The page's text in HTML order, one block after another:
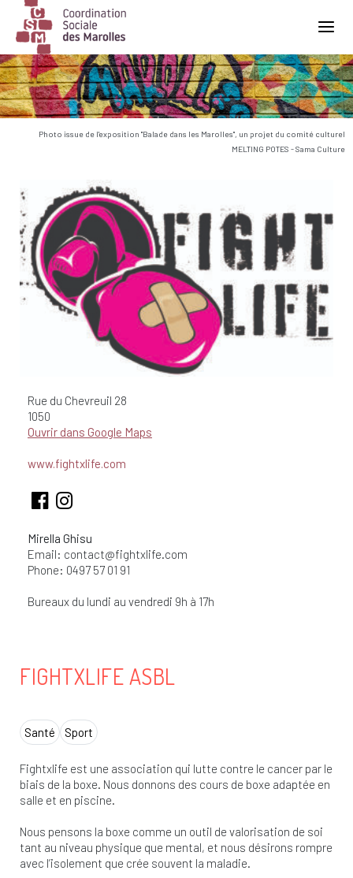
Main Navigation
Photo issue de l'exposition "Balade dans les Marolles", un projet du comité culturel
MELTING POTES - Sama Culture
Rue du Chevreuil 28
1050
Ouvrir dans Google Maps
www.fightxlife.com
Mirella Ghisu
Email: contact@fightxlife.com
Phone: 0497 57 01 91
Bureaux du lundi au vendredi 9h à 17h
FIGHTXLIFE ASBL
Santé Sport
Fightxlife est une association qui lutte contre le cancer par le
biais de la boxe. Nous donnons des cours de boxe adaptée en
salle et en piscine.
Nous pensons la boxe comme un outil de valorisation de soi
tant au niveau physique que mental, et nous désirons rompre
avec l’isolement que crée souvent la maladie.